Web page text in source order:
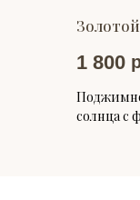
1 800
солнца с